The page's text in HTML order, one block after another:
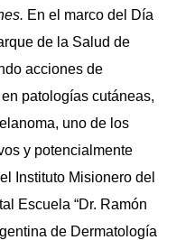
En el marco del Día
de la Salud de
acciones de
patologías cutáneas,
uno de los
y potencialmente
Instituto Misionero del
Escuela “Dr. Ramón
de Dermatología